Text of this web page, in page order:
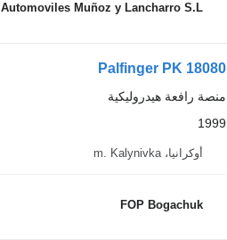
Automoviles Muñoz y Lancharro S.L
Palfinger PK 18080
منصة رافعة هيدروليكية
1999
أوكرانيا، m. Kalynivka
FOP Bogachuk